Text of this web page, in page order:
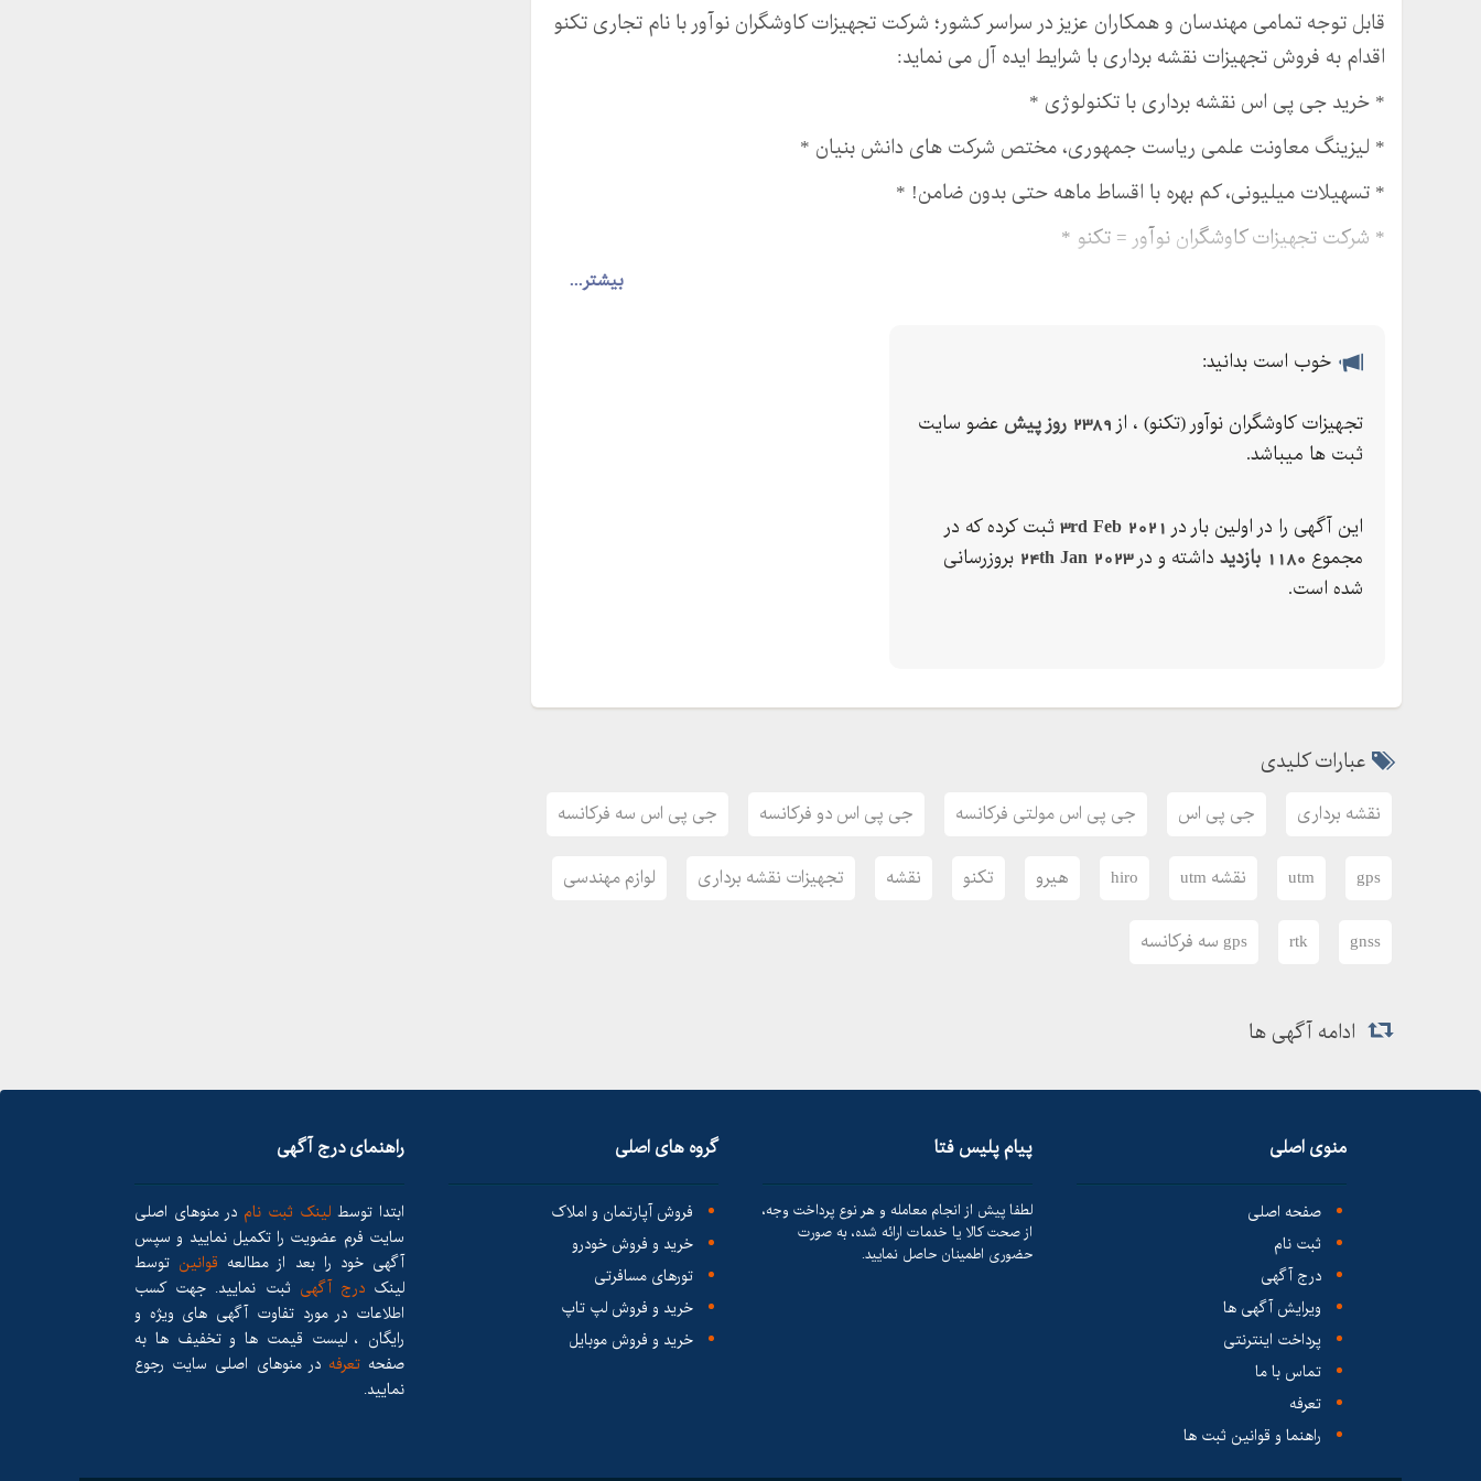
بیشتر...
قابل توجه تمامی مهندسان و همکاران عزیز در سراسر کشور؛ شرکت تجهیزات کاوشگران نوآور با نام تجاری تکنو
اقدام به فروش تجهیزات نقشه برداری با شرایط ایده آل می نماید:
* خرید جی پی اس نقشه برداری با تکنولوژی *
* لیزینگ معاونت علمی ریاست جمهوری، مختص شرکت های دانش بنیان *
* تسهیلات میلیونی، کم بهره با اقساط ماهه حتی بدون ضامن! *
* شرکت تجهیزات کاوشگران نوآور = تکنو *
* قیمت های ما را با رقبایمان مقایسه کنید! *
فروش ویژه:
. دستگاه های جی پی اس نقشه برداری
. تمامی ملزمات فنی نقشه برداری
* اعطای نمایندگی فعال در سراسر کشور *
خوب است بدانید:
تجهیزات کاوشگران نوآور (تکنو) ، از 2389 روز پیش
عضو سایت
ثبت ها میباشد.
این آگهی را در اولین بار در 3rd Feb 2021 ثبت کرده که در
مجموع 1180 بازدید داشته و در24th Jan 2023 بروزرسانی
شده است.
عبارات کلیدی
نقشه برداری جی پی اس جی پی اس مولتی فرکانسه جی پی اس دو فرکانسه جی پی اس سه فرکانسه
gps
utm نقشه utm hiro هیرو تکنو نقشه تجهیزات نقشه برداری لوازم مهندسی
gnss
rtk gps سه فرکانسه
ادامه آگهی ها
منوی اصلی
صفحه اصلی
ثبت نام
درج آگهی
ویرایش آگهی ها
پرداخت اینترنتی
تماس با ما
تعرفه
راهنما و قوانین ثبت ها
پیام پلیس فتا
لطفا پیش از انجام معامله و هر نوع پرداخت وجه،
از صحت کالا یا خدمات ارائه شده، به صورت
حضوری اطمینان حاصل نمایید.
گروه های اصلی
فروش آپارتمان و املاک
خرید و فروش خودرو
تورهای مسافرتی
خرید و فروش لپ تاپ
خرید و فروش موبایل
راهنمای درج آگهی
ابتدا توسط لینک ثبت نام در منوهای اصلی
سایت فرم عضویت را تکمیل نمایید و سپس
آگهی خود را بعد از مطالعه قوانین توسط
لینکدرج آگهی ثبت نمایید. جهت کسب
اطلاعات در مورد تفاوت آگهی های ویژه و
رایگان ، لیست قیمت ها و تخفیف ها به
صفحه تعرفهدر منوهای اصلی سایت رجوع
نمایید.